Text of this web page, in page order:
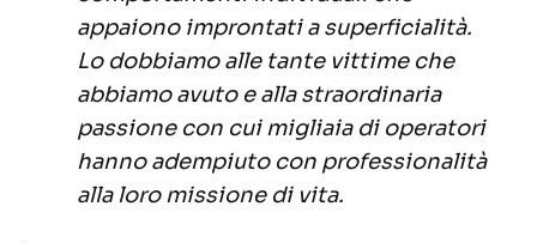
appaiono improntati a superficialità.
Lo dobbiamo alle tante vittime che
abbiamo avuto e alla straordinaria
passione con cui migliaia di operatori
hanno adempiuto con professionalità
alla loro missione di vita.